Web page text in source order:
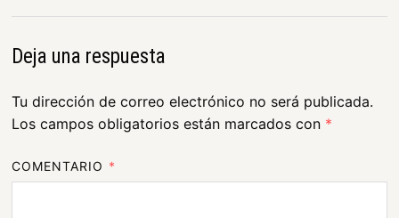
Deja una respuesta
Tu dirección de correo electrónico no será publicada.
Los campos obligatorios están marcados con *
COMENTARIO *